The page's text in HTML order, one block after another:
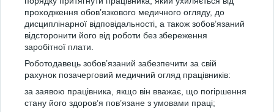
проходження обов’язкового медичного огляду, до
дисциплінарної відповідальності, а також зобов’язаний
відсторонити його від роботи без збереження
заробітної плати.
Роботодавець зобов’язаний забезпечити за свій
рахунок позачерговий медичний огляд працівників:
за заявою працівника, якщо він вважає, що погіршення
стану його здоров’я пов’язане з умовами праці;